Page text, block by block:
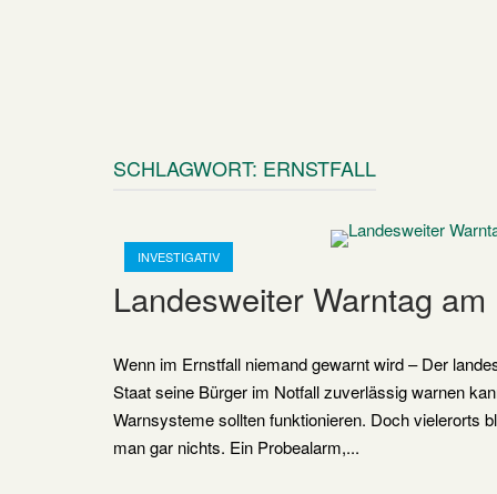
SCHLAGWORT: ERNSTFALL
INVESTIGATIV
Open post
Landesweiter Warntag
Wenn im Ernstfall niemand gewarnt wird – Der
Staat seine Bürger im Notfall zuverlässig warnen
Warnsysteme sollten funktionieren. Doch vielerorts
man gar nichts. Ein Probealarm,...